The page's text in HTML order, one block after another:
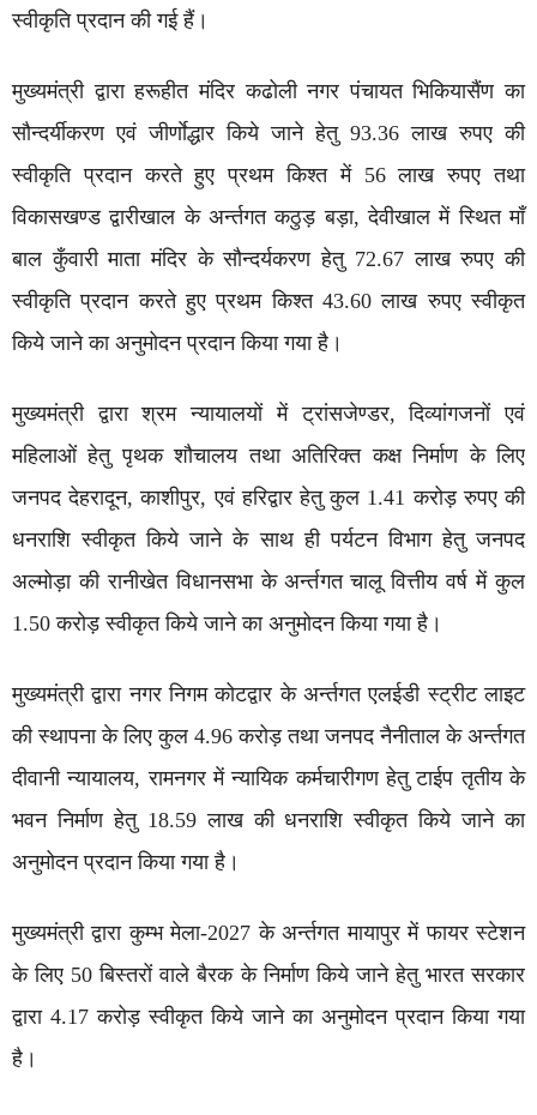
स्वीकृति प्रदान की गई हैं।
मुख्यमंत्री द्वारा हरूहीत मंदिर कढोली नगर पंचायत भिकियासैंण का
सौन्दर्यीकरण एवं जीर्णाेद्धार किये जाने हेतु 93.36 लाख रुपए की
स्वीकृति प्रदान करते हुए प्रथम किश्त में 56 लाख रुपए तथा
विकासखण्ड द्वारीखाल के अर्न्तगत कठुड़ बड़ा, देवीखाल में स्थित माँ
बाल कुँवारी माता मंदिर के सौन्दर्यकरण हेतु 72.67 लाख रुपए की
स्वीकृति प्रदान करते हुए प्रथम किश्त 43.60 लाख रुपए स्वीकृत
किये जाने का अनुमोदन प्रदान किया गया है।
मुख्यमंत्री द्वारा श्रम न्यायालयों में ट्रांसजेण्डर, दिव्यांगजनों एवं
महिलाओं हेतु पृथक शौचालय तथा अतिरिक्त कक्ष निर्माण के लिए
जनपद देहरादून, काशीपुर, एवं हरिद्वार हेतु कुल 1.41 करोड़ रुपए की
धनराशि स्वीकृत किये जाने के साथ ही पर्यटन विभाग हेतु जनपद
अल्मोड़ा की रानीखेत विधानसभा के अर्न्तगत चालू वित्तीय वर्ष में कुल
1.50 करोड़ स्वीकृत किये जाने का अनुमोदन किया गया है।
मुख्यमंत्री द्वारा नगर निगम कोटद्वार के अर्न्तगत एलईडी स्ट्रीट लाइट
की स्थापना के लिए कुल 4.96 करोड़ तथा जनपद नैनीताल के अर्न्तगत
दीवानी न्यायालय, रामनगर में न्यायिक कर्मचारीगण हेतु टाईप तृतीय के
भवन निर्माण हेतु 18.59 लाख की धनराशि स्वीकृत किये जाने का
अनुमोदन प्रदान किया गया है।
मुख्यमंत्री द्वारा कुम्भ मेला-2027 के अर्न्तगत मायापुर में फायर स्टेशन
के लिए 50 बिस्तरों वाले बैरक के निर्माण किये जाने हेतु भारत सरकार
द्वारा 4.17 करोड़ स्वीकृत किये जाने का अनुमोदन प्रदान किया गया
है।